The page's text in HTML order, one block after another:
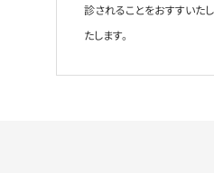
診されることをおすすいた
たします。